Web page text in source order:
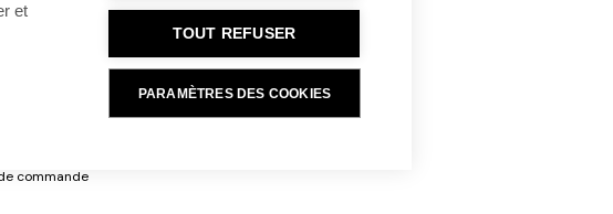
Se connecter pour
commander
commander par mail ou par bon de commande,
commande
et
TOUT REFUSER
PARAMÈTRES DES COOKIES